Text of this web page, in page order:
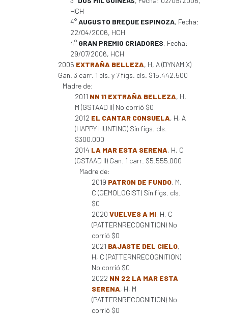
HCH
4°AUGUSTO BREQUE ESPINOZA, Fecha:
22/04/2006, HCH
4° GRAN PREMIO CRIADORES, Fecha:
29/07/2006, HCH
2005 EXTRAÑA BELLEZA, H, A (DYNAMIX)
Gan. 3 carr. 1 cls. y 7 figs. cls. $15.442.500
Madre de:
2011 NN 11 EXTRAÑA BELLEZA, H,
M (GSTAAD II) No corrió $0
2012 EL CANTAR CONSUELA, H, A
(HAPPY HUNTING) Sin figs. cls.
$300.000
2014 LA MAR ESTA SERENA, H, C
(GSTAAD II) Gan. 1 carr. $5.555.000
Madre de:
2019 PATRON DE FUNDO, M,
C (GEMOLOGIST) Sin figs. cls.
$0
2020 VUELVES A MI, H, C
(PATTERNRECOGNITION) No
corrió $0
2021 BAJASTE DEL CIELO,
H, C (PATTERNRECOGNITION)
No corrió $0
2022 NN 22 LA MAR ESTA
SERENA, H, M
(PATTERNRECOGNITION) No
corrió $0